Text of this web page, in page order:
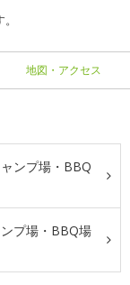
地図・アクセス
ンプ場・BBQ
プ場・BBQ場